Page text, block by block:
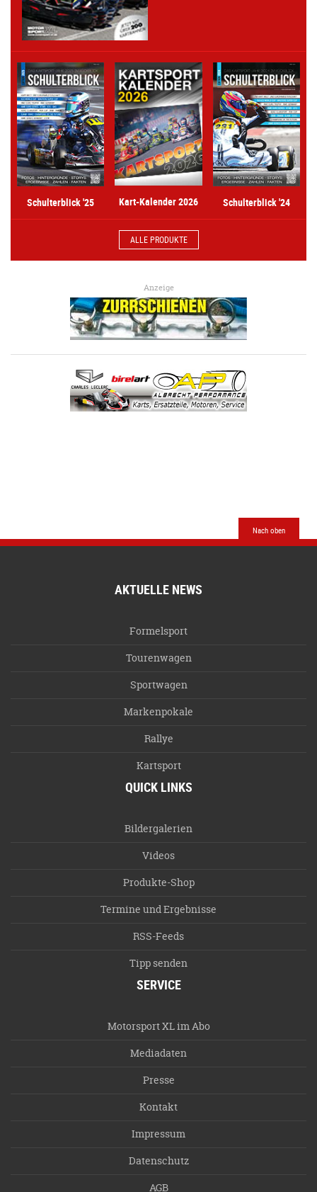
Schulterblick '25 Kart-Kalender 2026 Schulterblick '24
ALLE PRODUKTE
Anzeige
Nach oben
AKTUELLE NEWS
Formelsport
Tourenwagen
Sportwagen
Markenpokale
Rallye
Kartsport
QUICK LINKS
Bildergalerien
Videos
Produkte-Shop
Termine und Ergebnisse
RSS-Feeds
Tipp senden
SERVICE
Motorsport XL im Abo
Mediadaten
Presse
Kontakt
Impressum
Datenschutz
AGB